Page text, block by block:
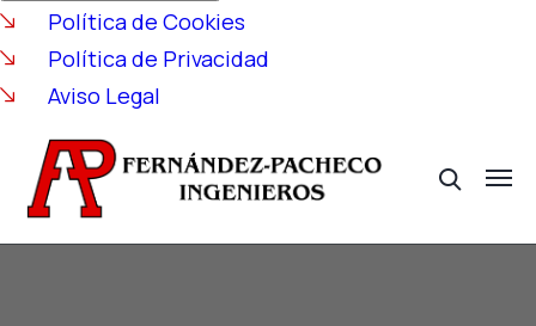
Política de Cookies
Política de Privacidad
Aviso Legal